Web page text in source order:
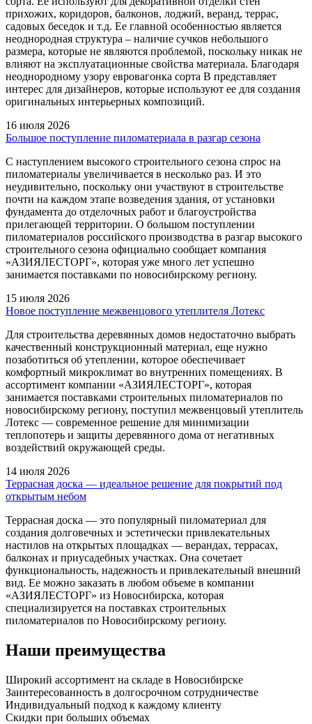
прихожих, коридоров, балконов, лоджий, веранд, террас,
садовых беседок и т.д. Ее главной особенностью является
неоднородная структура – наличие сучков небольшого
размера, которые не являются проблемой, поскольку никак не
влияют на эксплуатационные свойства материала. Благодаря
неоднородному узору евровагонка сорта В представляет
интерес для дизайнеров, которые используют ее для создания
оригинальных интерьерных композиций.
16 июля 2026
Большое поступление пиломатериала в разгар сезона
С наступлением высокого строительного сезона спрос на
пиломатериалы увеличивается в несколько раз. И это
неудивительно, поскольку они участвуют в строительстве
почти на каждом этапе возведения здания, от установки
фундамента до отделочных работ и благоустройства
прилегающей территории. О большом поступлении
пиломатериалов российского производства в разгар высокого
строительного сезона официально сообщает компания
«АЗИЯЛЕСТОРГ», которая уже много лет успешно
занимается поставками по новосибирскому региону.
15 июля 2026
Новое поступление межвенцового утеплителя Лотекс
Для строительства деревянных домов недостаточно выбрать
качественный конструкционный материал, еще нужно
позаботиться об утеплении, которое обеспечивает
комфортный микроклимат во внутренних помещениях. В
ассортимент компании «АЗИЯЛЕСТОРГ», которая
занимается поставками строительных пиломатериалов по
новосибирскому региону, поступил межвенцовый утеплитель
Лотекс — современное решение для минимизации
теплопотерь и защиты деревянного дома от негативных
воздействий окружающей среды.
14 июля 2026
Террасная доска — идеальное решение для покрытий под
открытым небом
Террасная доска — это популярный пиломатериал для
создания долговечных и эстетически привлекательных
настилов на открытых площадках — верандах, террасах,
балконах и приусадебных участках. Она сочетает
функциональность, надежность и привлекательный внешний
вид. Ее можно заказать в любом объеме в компании
«АЗИЯЛЕСТОРГ» из Новосибирска, которая
специализируется на поставках строительных
пиломатериалов по Новосибирскому региону.
Наши преимущества
Широкий ассортимент на складе в Новосибирске
Заинтересованность в долгосрочном сотрудничестве
Индивидуальный подход к каждому клиенту
Скидки при больших объемах